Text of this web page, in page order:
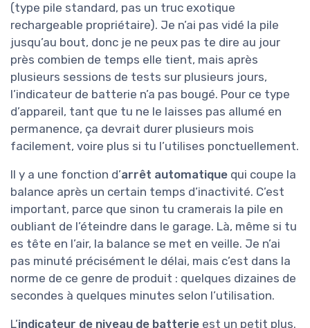
(type pile standard, pas un truc exotique
rechargeable propriétaire). Je n’ai pas vidé la pile
jusqu’au bout, donc je ne peux pas te dire au jour
près combien de temps elle tient, mais après
plusieurs sessions de tests sur plusieurs jours,
l’indicateur de batterie n’a pas bougé. Pour ce type
d’appareil, tant que tu ne le laisses pas allumé en
permanence, ça devrait durer plusieurs mois
facilement, voire plus si tu l’utilises ponctuellement.
Il y a une fonction d’arrêt automatique qui coupe la
balance après un certain temps d’inactivité. C’est
important, parce que sinon tu cramerais la pile en
oubliant de l’éteindre dans le garage. Là, même si tu
es tête en l’air, la balance se met en veille. Je n’ai
pas minuté précisément le délai, mais c’est dans la
norme de ce genre de produit : quelques dizaines de
secondes à quelques minutes selon l’utilisation.
L’indicateur de niveau de batterie est un petit plus.